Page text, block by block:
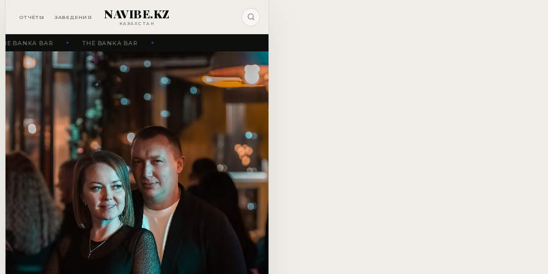
ОТЧЁТЫ ЗАВЕДЕНИЯ NAVIBE.KZ
КАЗАХСТАН
BANKA BAR THE BANKA BAR